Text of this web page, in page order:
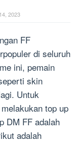
2023
FF
di seluruh
ini, pemain
skin
Untuk
top up
DM FF adalah
adalah